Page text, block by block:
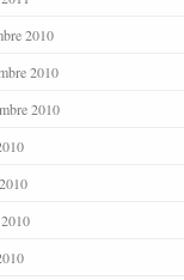
2010
2010
2010